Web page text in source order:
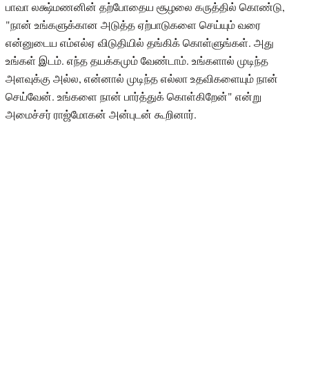
பாவா லக்ஷ்மணனின் தற்போதைய சூழலை கருத்தில் கொண்டு,
"நான் உங்களுக்கான அடுத்த ஏற்பாடுகளை செய்யும் வரை
என்னுடைய எம்எல்ஏ விடுதியில் தங்கிக் கொள்ளுங்கள். அது
உங்கள் இடம். எந்த தயக்கமும் வேண்டாம். உங்களால் முடிந்த
அளவுக்கு அல்ல, என்னால் முடிந்த எல்லா உதவிகளையும் நான்
செய்வேன். உங்களை நான் பார்த்துக் கொள்கிறேன்" என்று
அமைச்சர் ராஜ்மோகன் அன்புடன் கூறினார்.